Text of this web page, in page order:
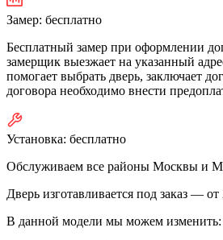
Замер: бесплатно
Бесплатный замер при оформлении
замерщик выезжает на указанный
помогает выбрать дверь, заключает
договора необходимо внести
Установка: бесплатно
Обслуживаем все районы Москвы и
Дверь изготавливается под заказ — от
В данной модели мы можем изменить: